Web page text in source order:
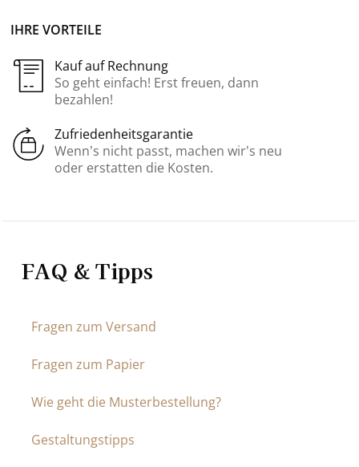
IHRE VORTEILE
Kauf auf Rechnung
So geht einfach! Erst freuen, dann
bezahlen!
Zufriedenheitsgarantie
Wenn’s nicht passt, machen wir’s neu
oder erstatten die Kosten.
FAQ & Tipps
Fragen zum Versand
Fragen zum Papier
Wie geht die Musterbestellung?
Gestaltungstipps